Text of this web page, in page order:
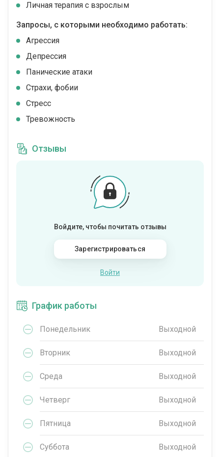
Личная терапия с взрослым
Запросы, с которыми необходимо работать:
Агрессия
Депрессия
Панические атаки
Страхи, фобии
Стресс
Тревожность
Отзывы
Войдите, чтобы почитать отзывы
Зарегистрироваться
Войти
График работы
Понедельник Выходной
Вторник Выходной
Среда Выходной
Четверг Выходной
Пятница Выходной
Суббота Выходной